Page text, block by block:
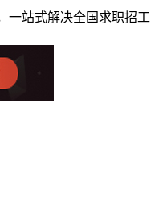
一站式解决全国求职招工